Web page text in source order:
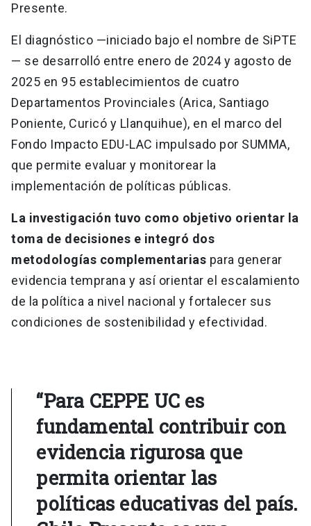
Presente.
El diagnóstico —iniciado bajo el nombre de SiPTE
— se desarrolló entre enero de 2024 y agosto de
2025 en 95 establecimientos de cuatro
Departamentos Provinciales (Arica, Santiago
Poniente, Curicó y Llanquihue), en el marco del
Fondo Impacto EDU-LAC impulsado por SUMMA,
que permite evaluar y monitorear la
implementación de políticas públicas.
La investigación tuvo como objetivo orientar la
toma de decisiones e integró dos
metodologías complementarias para generar
evidencia temprana y así orientar el escalamiento
de la política a nivel nacional y fortalecer sus
condiciones de sostenibilidad y efectividad.
“Para CEPPE UC es
fundamental contribuir con
evidencia rigurosa que
permita orientar las
políticas educativas del país.